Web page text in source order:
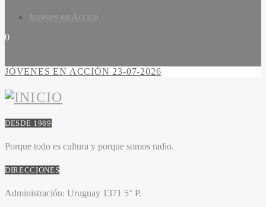
Jovenes en Accion
0
JÓVENES EN ACCIÓN 23-07-2026
DESDE 1989
Porque todo es cultura y porque somos radio.
DIRECCIONES
Administración: Uruguay 1371 5° P.